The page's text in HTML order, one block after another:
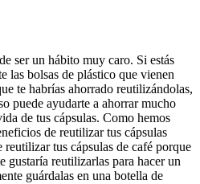
ser un hábito muy caro. Si estás
las bolsas de plástico que vienen
te habrías ahorrado reutilizándolas,
puede ayudarte a ahorrar mucho
de tus cápsulas. Como hemos
de reutilizar tus cápsulas
reutilizar tus cápsulas de café porque
gustaría reutilizarlas para hacer un
guárdalas en una botella de